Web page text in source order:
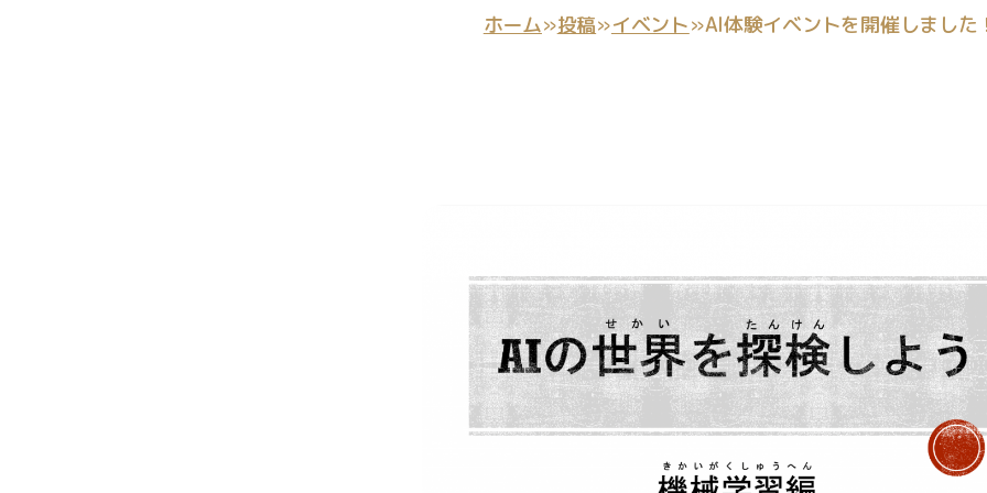
稿
日
ホーム»投稿»イベント»AI体験イベントを開催しました